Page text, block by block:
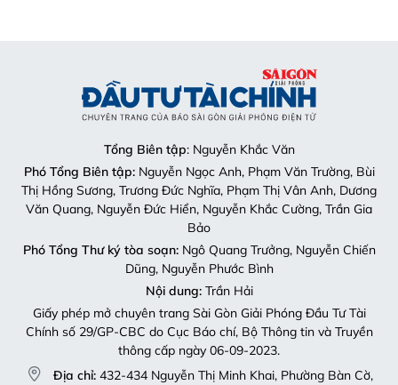
Tổng Biên tập: Nguyễn Khắc Văn
Phó Tổng Biên tập:Nguyễn Ngọc Anh, Phạm Văn Trường, Bùi
Thị Hồng Sương, Trương Đức Nghĩa, Phạm Thị Vân Anh, Dương
Văn Quang, Nguyễn Đức Hiển, Nguyễn Khắc Cường, Trần Gia
Bảo
Phó Tổng Thư ký tòa soạn:Ngô Quang Trưởng, Nguyễn Chiến
Dũng, Nguyễn Phước Bình
Nội dung:Trần Hải
Giấy phép mở chuyên trang Sài Gòn Giải Phóng Đầu Tư Tài
Chính số 29/GP-CBC do Cục Báo chí, Bộ Thông tin và Truyền
thông cấp ngày 06-09-2023.
Địa chỉ: 432-434 Nguyễn Thị Minh Khai, Phường Bàn Cờ,